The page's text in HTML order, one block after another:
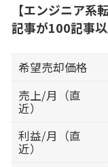
【エンジニア
記事が100記事以
希望売却価格
売上/月（直
近）
利益/月（直
近）